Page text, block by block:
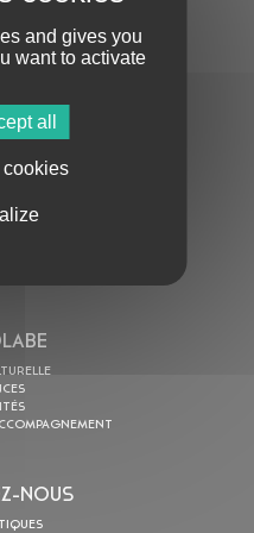
de confidentialité
NOUS
and gives you
want to activate
all